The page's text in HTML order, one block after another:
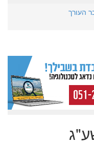
העורך